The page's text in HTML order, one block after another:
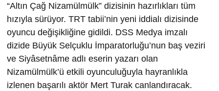
“Altın Çağ Nizamülmülk” dizisinin hazırlıkları tüm
hızıyla sürüyor. TRT tabii’nin yeni iddialı dizisinde
oyuncu değişikliğine gidildi. DSS Medya imzalı
dizide Büyük Selçuklu İmparatorluğu’nun baş veziri
ve Siyâsetnâme adlı eserin yazarı olan
Nizamülmülk’ü etkili oyunculuğuyla hayranlıkla
izlenen başarılı aktör Mert Turak canlandıracak.